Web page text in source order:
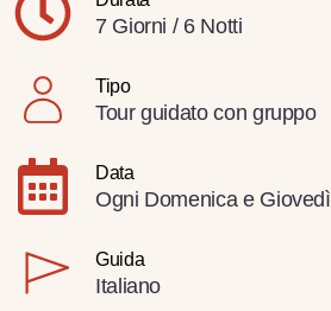
7 Giorni / 6 Notti
Tipo
Tour guidato con gruppo
Data
Ogni Domenica e Giovedì
Guida
Italiano